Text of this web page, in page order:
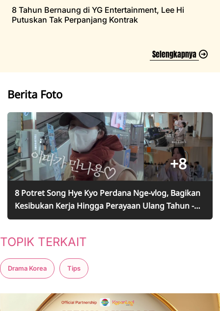
8 Tahun Bernaung di YG Entertainment, Lee Hi
Putuskan Tak Perpanjang Kontrak
Selengkapnya
Berita Foto
+8
8 Potret Song Hye Kyo Perdana Nge-vlog, Bagikan
Kesibukan Kerja Hingga Perayaan Ulang Tahun -
Penampakan Cha Eun Woo Bikin Salfok
TOPIK TERKAIT
Drama Korea Tips